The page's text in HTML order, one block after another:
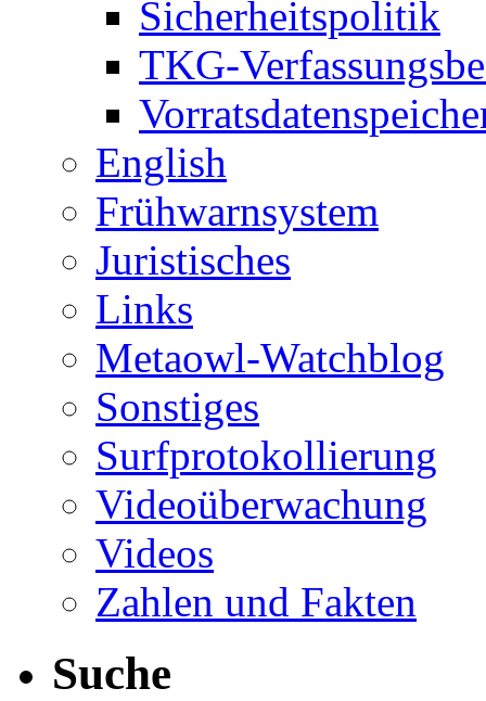
Sicherheitspolitik
TKG-
English
Frühwarnsystem
Juristisches
Links
Metaowl-Watchblog
Sonstiges
Surfprotokollierung
Videoüberwachung
Videos
Zahlen und Fakten
Suche